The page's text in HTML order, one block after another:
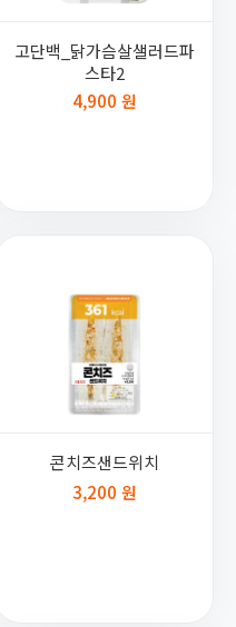
고단백_닭가슴살샐러드파
스타2
4,900 원
콘치즈샌드위치
3,200 원